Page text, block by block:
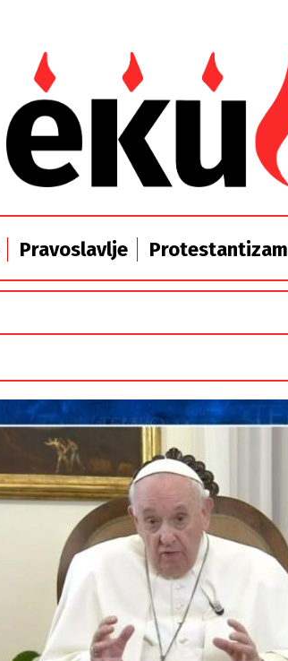
Pravoslavlje Protestantizam